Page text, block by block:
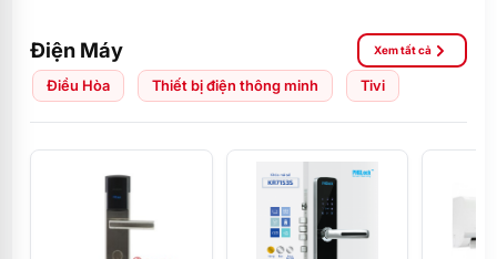
Điện Máy Xem tất cả
Điều Hòa Thiết bị điện thông minh Tivi